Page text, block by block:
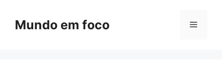
paraMundo em foco Menu